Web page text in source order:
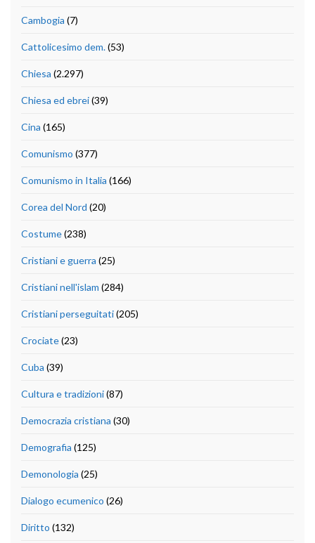
Cambogia (7)
Cattolicesimo dem.(53)
Chiesa (2.297)
Chiesa ed ebrei(39)
Cina (165)
Comunismo (377)
Comunismo in Italia (166)
Corea del Nord (20)
Costume(238)
Cristiani e guerra (25)
Cristiani nell'islam (284)
Cristiani perseguitati(205)
Crociate(23)
Cuba (39)
Cultura e tradizioni(87)
Democrazia cristiana (30)
Demografia (125)
Demonologia (25)
Dialogo ecumenico (26)
Diritto (132)